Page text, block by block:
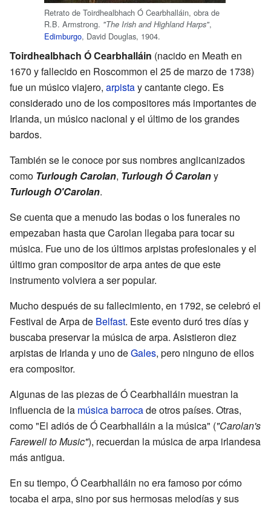
Retrato de Toirdhealbhach Ó Cearbhalláin, obra de
R.B. Armstrong. "The Irish and Highland Harps",
Edimburgo, David Douglas, 1904.
Toirdhealbhach Ó Cearbhalláin (nacido en Meath en
1670 y fallecido en Roscommon el 25 de marzo de 1738)
fue un músico viajero, arpistay cantante ciego. Es
considerado uno de los compositores más importantes de
Irlanda, un músico nacional y el último de los grandes
bardos.
También se le conoce por sus nombres anglicanizados
como Turlough Carolan, Turlough Ó Carolany
Turlough O'Carolan.
Se cuenta que a menudo las bodas o los funerales no
empezaban hasta que Carolan llegaba para tocar su
música. Fue uno de los últimos arpistas profesionales y el
último gran compositor de arpa antes de que este
instrumento volviera a ser popular.
Mucho después de su fallecimiento, en 1792, se celebró el
Festival de Arpa de Belfast. Este evento duró tres días y
buscaba preservar la música de arpa. Asistieron diez
arpistas de Irlanda y uno deGales, pero ninguno de ellos
era compositor.
Algunas de las piezas de Ó Cearbhalláin muestran la
influencia de la música barrocade otros países. Otras,
como "El adiós de Ó Cearbhalláin a la música" ("Carolan's
Farewell to Music"), recuerdan la música de arpa irlandesa
más antigua.
En su tiempo, Ó Cearbhalláin no era famoso por cómo
tocaba el arpa, sino por sus hermosas melodías y sus